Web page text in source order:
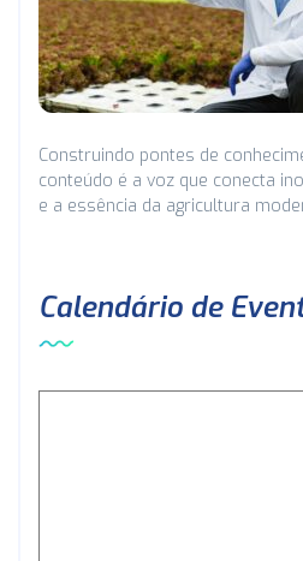
Construindo pontes de
conteúdo é a voz que conecta
e a essência da agricultura
Calendário de